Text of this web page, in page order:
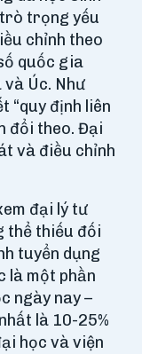
trọng yếu
chỉnh theo
quốc gia
Úc. Như
“quy định liên
đổi theo. Đại
và điều chỉnh
đại lý tư
thể thiếu đối
tuyển dụng
là một phần
ngày nay –
là 10-25%
học và viện